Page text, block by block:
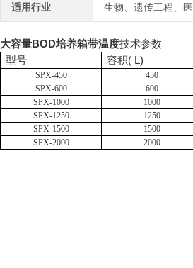
适用行业 生物、遗传工程、
大容量BOD培养箱带温度技术参数
型号
容积( L)
SPX-450 450
SPX-600
600
SPX-1000
1000
SPX-1250
1250
SPX-1500
1500
SPX-2000
2000